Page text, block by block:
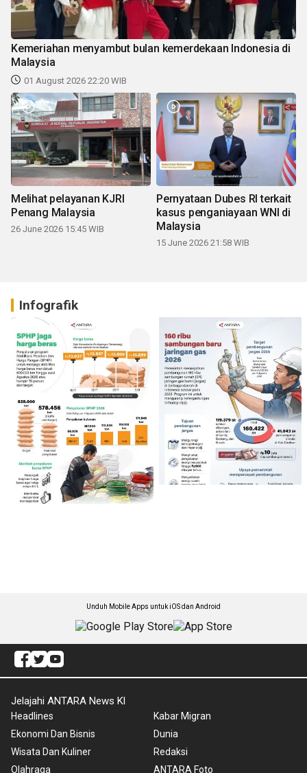
Kemeriahan menyambut bulan kemerdekaan Indonesia di
Malaysia
01 August 2026 22:20 WIB
Melihat pelayanan KJRI
Penang Malaysia
26 June 2026 15:45 WIB
Pernyataan Dubes RI terkait
kasus penganiayaan WNI di
Malaysia
15 June 2026 21:58 WIB
Infografik
Unduh Mobile Apps untuk iOS dan Android
Jelajahi ANTARA News Kl
Headlines
Ekonomi Dan Bisnis
Wisata Dan Kuliner
Olahraga
Kabar Migran
Dunia
Redaksi
ANTARA Foto